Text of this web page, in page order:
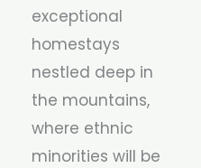
exceptional
homestays
nestled deep in
the mountains,
where ethnic
minorities will be